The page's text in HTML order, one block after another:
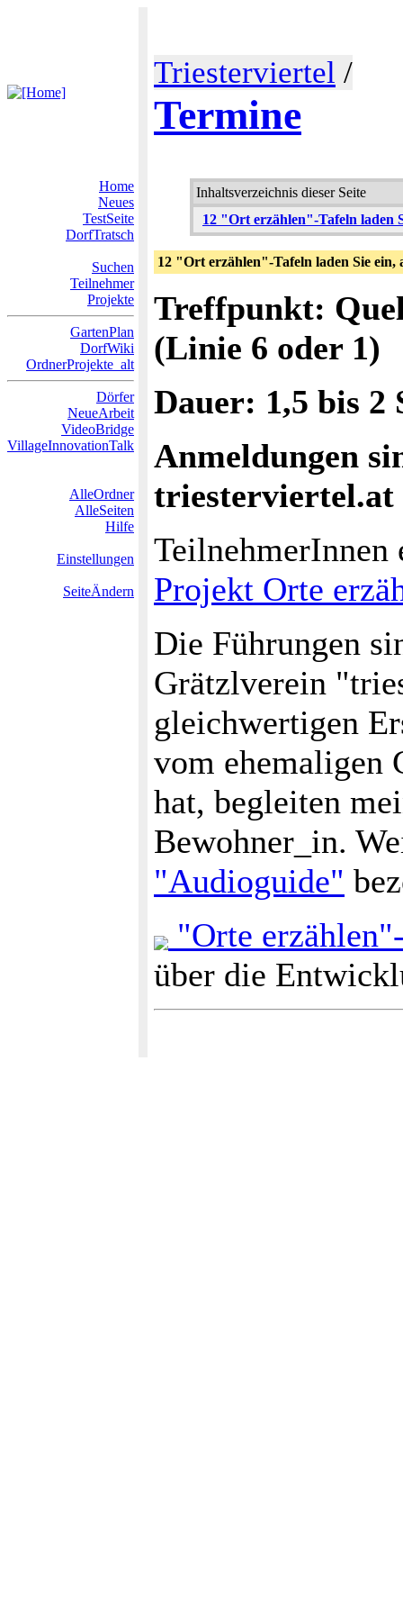
Triesterviertel /
Termine
Home
Neues
TestSeite
DorfTratsch
Suchen
Teilnehmer
Projekte
GartenPlan
DorfWiki
OrdnerProjekte_alt
Dörfer
NeueArbeit
VideoBridge
VillageInnovationTalk
AlleOrdner
AlleSeiten
Hilfe
Einstellungen
SeiteÄndern
Inhaltsverzeichnis dieser Seite
12 "Ort erzählen"-Tafeln laden
12 "Ort erzählen"-Tafeln laden Sie
Treffpunkt:
(Linie 6 oder 1)
Dauer: 1,5 bis 2
Anmeldungen
triesterviertel.at
Projekt Orte
Die Führungen
Grätzlverein
gleichwertigen
vom ehemaligen
hat, begleiten
Bewohner_in.
"Audioguide"
"Orte
über die